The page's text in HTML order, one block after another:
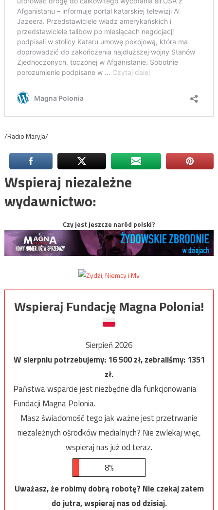
/Radio Maryja/
Wspieraj niezależne
wydawnictwo:
Czy jest jeszcze naród polski?
Wspieraj Fundację Magna Polonia!
Sierpień 2026
W sierpniu potrzebujemy:16 500zł, zebraliśmy:1351
zł.
Państwa wsparcie jest niezbędne dla funkcjonowania
Fundacji Magna Polonia.
Masz świadomość tego jak ważne jest przetrwanie
niezależnych ośrodków medialnych? Nie zwlekaj więc,
wspieraj nas już od teraz.
8%
Uważasz, że robimy dobrą robotę? Nie czekaj zatem
do jutra, wspieraj nas od dzisiaj.